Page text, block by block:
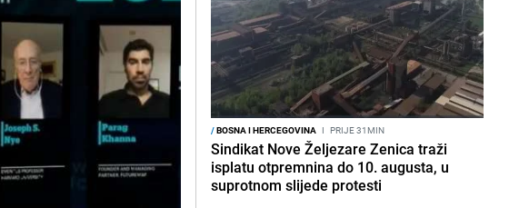
/BOSNA I HERCEGOVINA I PRIJE 31MIN
Sindikat Nove Željezare Zenica traži
isplatu otpremnina do 10. augusta, u
suprotnom slijede protesti